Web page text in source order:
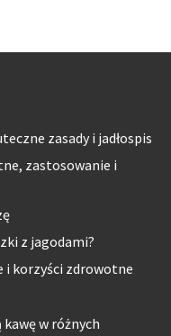
zasady i jadłospis
zastosowanie i
z jagodami?
i korzyści zdrowotne
w różnych